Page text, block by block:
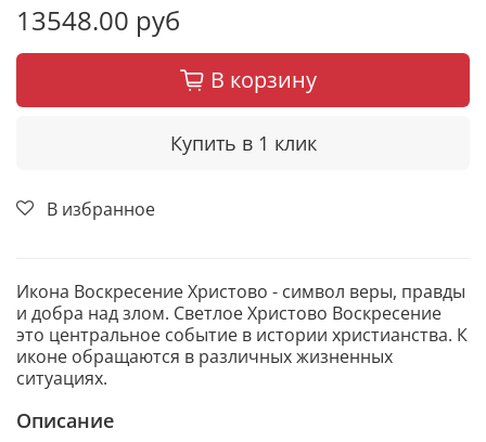
13548.00 руб
В корзину
Купить в 1 клик
В избранное
Икона Воскресение Христово - символ веры, правды
и добра над злом. Светлое Христово Воскресение
это центральное событие в истории христианства. К
иконе обращаются в различных жизненных
ситуациях.
Описание